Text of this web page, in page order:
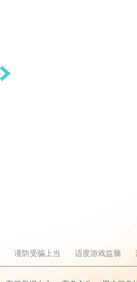
谨防受骗上当 适度游戏益脑